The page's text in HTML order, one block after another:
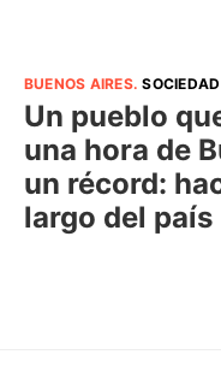
BUENOS AIRES.SOCIEDAD
Un pueblo
una hora de
un récord:
largo del país